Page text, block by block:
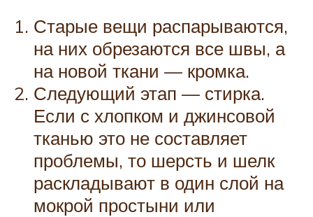
Старые вещи распарываются,
на них обрезаются все швы, а
на новой ткани — кромка.
Следующий этап — стирка.
Если с хлопком и джинсовой
тканью это не составляет
проблемы, то шерсть и шелк
раскладывают в один слой на
мокрой простыни или